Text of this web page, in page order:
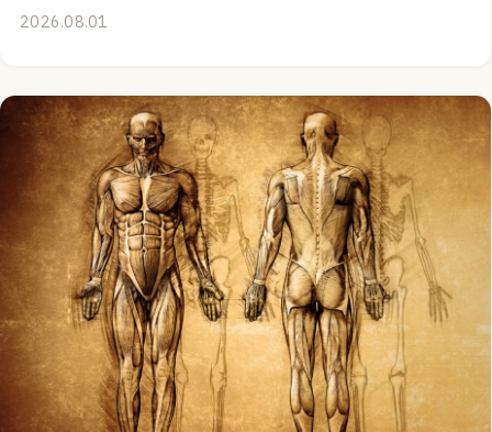
わっていて、インターネット上には、直接トムから学んだこと
テラシーの低さ加減にがっかりはしますが、と同時に、「アナ
トミートレイン®」を、まるで一般名詞であるかのように、ここ
まで広めてしまったトムは、すごいよなぁ、とも思います。🌍
そのトム・マイヤーズが解説を提供する「アナトミートレイン®
ディープフロントライン」のオンライン解剖クラスの開催が、8
月15&16日の週末に近づいてまいりました。そしてトムからの
ビデオメッセージもつい昨日届きました。 😄 2年ぶりにオンラ
イン解剖クラスの解説に戻ってくるトムは、ワクワクしすぎて
日程を言い間違えてはいますが、間違いなく8/15&16のライブ
配信でございます。 ✨ トムのビデオが、早期申込割引
（¥43,978 → ¥21,989）の適用期限の前々日に届いてしまった
ので、このビデオを見て「よし！」と申し込みを決意される
方々に手を差し延べるべく、早割適用期限を8月3日（月）の
2026.08.01